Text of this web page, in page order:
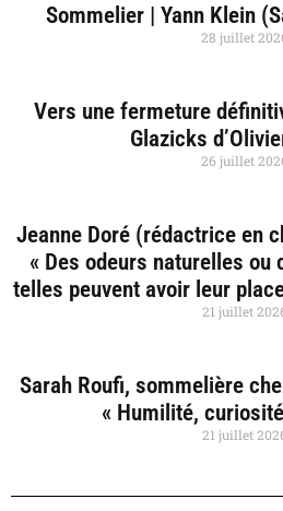
Sommelier | Yann Klein
28 juillet
Vers une fermeture
Glazicks
26 juillet
Jeanne Doré (rédactrice en
« Des odeurs naturelles ou
telles peuvent avoir leur
21 juillet
Sarah Roufi, sommelière
« Humilité,
21 juillet